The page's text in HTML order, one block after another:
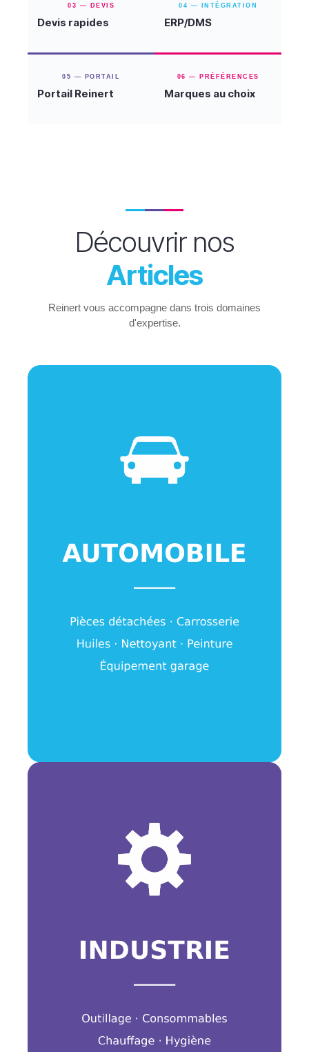
03 — DEVIS
Devis rapides
04 — INTÉGRATION
ERP/DMS
05 — PORTAIL
Portail Reinert
06 — PRÉFÉRENCES
Marques au choix
Découvrir nos
Articles
Reinert vous accompagne dans trois domaines
d'expertise.